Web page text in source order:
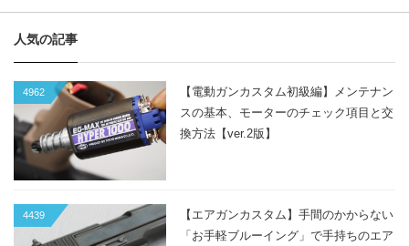
人気の記事
4962
【電動ガンカスタム初級編】メンテナン
スの基本、モーターのチェック項目と交
換方法【ver.2版】
4439
【エアガンカスタム】手間のかからない
「お手軽ブルーイング」で手持ちのエア